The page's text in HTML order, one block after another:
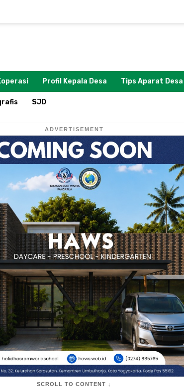
Profil Kepala Desa Tips Aparat Desa
SJD
ADVERTISEMENT
SCROLL TO CONTENT ↓